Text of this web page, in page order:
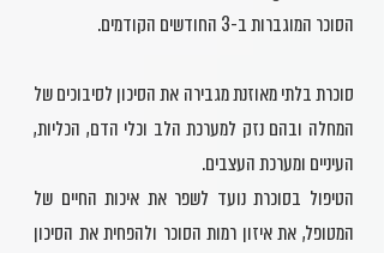
הסוכר המוגברות ב-3 החודשים הקודמים.
סוכרת בלתי מאוזנת מגבירה את הסיכון לסיבוכים של
המחלה ובהם נזק למערכת הלב וכלי הדם, הכליות,
העיניים ומערכת העצבים.
הטיפול בסוכרת נועד לשפר את איכות החיים של
המטופל, את איזון רמות הסוכר ולהפחית את הסיכון